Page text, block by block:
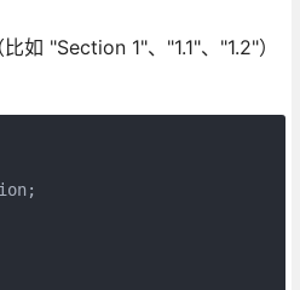
如 "Section 1"、"1.1"、"1.2"）